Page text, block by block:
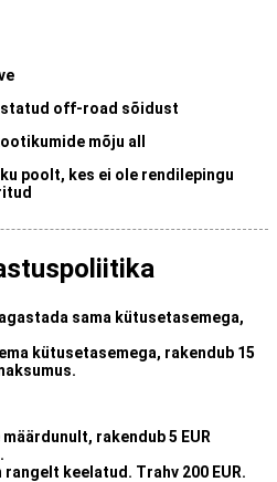
off-road sõidust
mõju all
poolt, kes ei ole rendilepingu
sama kütusetasemega,
kütusetasemega, rakendub 15
.
rakendub5 EUR
.
rangelt keelatud . Trahv 200 EUR.